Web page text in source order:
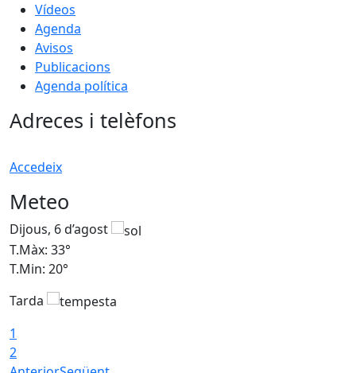
Vídeos
Agenda
Avisos
Publicacions
Agenda política
Adreces i telèfons
Accedeix
Meteo
Dijous, 6 d’agost
T.Màx: 33°
T.Min: 20°
Tarda
1
2